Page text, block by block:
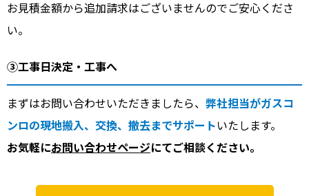
お見積金額から追加請求はございませんのでご安心くださ
い。
③工事日決定・工事へ
まずはお問い合わせいただきましたら、 弊社担当がガスコ
ンロの現地搬入、交換、撤去までサポート いたします。
お気軽にお問い合わせページにてご相談ください。